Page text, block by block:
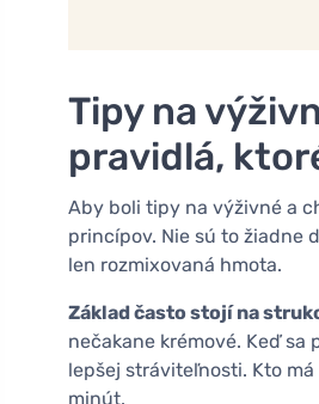
Tipy na
pravidlá,
Aby boli tipy na výživné a
princípov. Nie sú to žiadne
len rozmixovaná hmota.
Základ často stojí na
nečakane krémové. Keď
lepšej stráviteľnosti. Kto
minút.